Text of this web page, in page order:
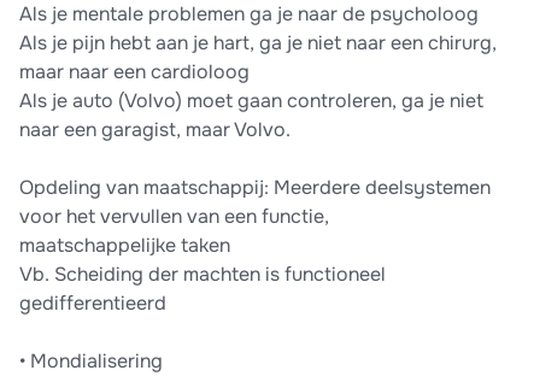
Als je mentale problemen ga je naar de psycholoog
Als je pijn hebt aan je hart, ga je niet naar een chirurg,
maar naar een cardioloog
Als je auto (Volvo) moet gaan controleren, ga je niet
naar een garagist, maar Volvo.
Opdeling van maatschappij: Meerdere deelsystemen
voor het vervullen van een functie,
maatschappelijke taken
Vb. Scheiding der machten is functioneel
gedifferentieerd
• Mondialisering